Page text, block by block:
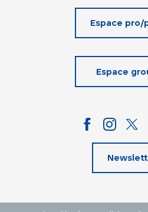
Espace pro/
Espace